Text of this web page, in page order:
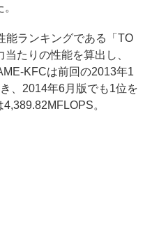
ランキングである「TO
たりの性能を算出し、
KFCは前回の2013年1
、2014年6月版でも1位を
。